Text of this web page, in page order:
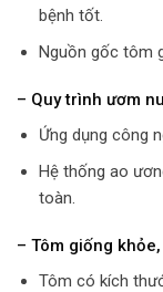
bệnh tốt.
Nguồn gốc tôm
– Quy trình ươm
Ứng dụng công
Hệ thống ao
toàn.
– Tôm giống
Tôm có kích